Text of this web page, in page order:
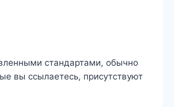
стандартами, обычно
вы ссылаетесь, присутствуют